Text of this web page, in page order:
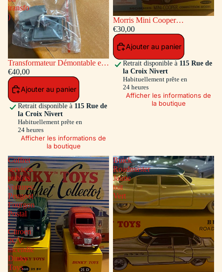
transfo
)
Transformateur Démontable en
matiére plastique Ref ADT-833
( Accessoires a l'intérieur du
transfo )
€40,00
Ajouter au panier
Retrait disponible à 115 Rue de
la Croix Nivert
Habituellement prête en
24 heures
Afficher les informations de
la boutique
Morris Mini Cooper
Competition #7 Bleu / Toit et
Capot Blanc
€30,00
Ajouter au panier
Retrait disponible à 115 Rue de
la Croix Nivert
Habituellement prête en
24 heures
Afficher les informations de
la boutique
Coffret
services
publics
voitures:
Peugeot
Fourgon
Postal
-
Citroen
2CV
incendie
Dinky
Toys
Buick
Roadmaster
Jaune
toit
Vert